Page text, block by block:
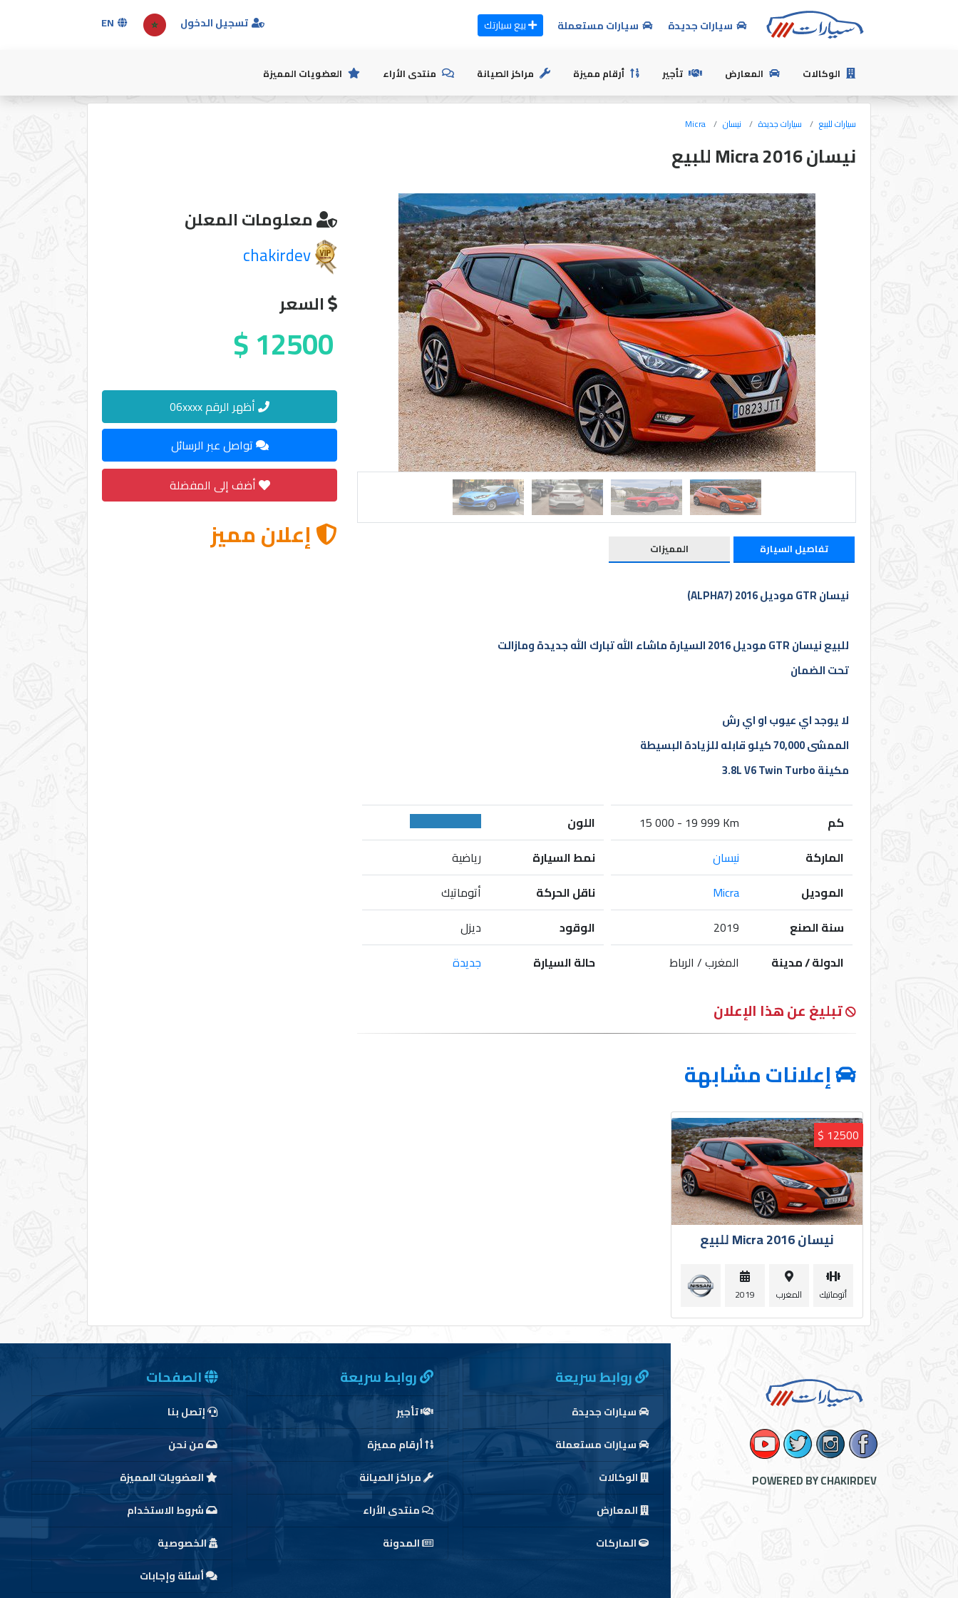
سيارات جديدة سيارات مستعملة بيع سيارتك تسجيل الدخول
الوكالات المعارض تأجير أرقام مميزة مراكز الصيانة منتدى الأراء العضويات المميزة
سيارات للبيع سيارات جديدة نيسان Micra
نيسان Micra 2016 للبيع
Previous
تفاصيل السيارة المميزات
نيسان GTR موديل 2016 (ALPHA7)
للبيع نيسان GTR موديل 2016 السيارة ماشاء الله تبارك الله جديدة ومازالت
تحت الضمان
لا يوجد اي عيوب او اي رش
الممشى 70,000 كيلو قابله للزيادة البسيطة
مكينة 3.8L V6 Twin Turbo
كم
15 000 - 19 999 Km
الماركة
نيسان
الموديل
Micra
سنة الصنع
2019
الدولة / مدينة
المغرب / الرباط
اللون
نمط السيارة
رياضية
ناقل الحركة
أتوماتيك
الوقود
ديزل
حالة السيارة
جديدة
تبليغ عن هذا الإعلان
معلومات المعلن
السعر
12500 $
أظهر الرقم 06xxxx
تواصل عبر الرسائل
أضف إلى المفضلة
إعلان مميز
إعلانات مشابهة
12500 $
نيسان Micra 2016 للبيع
أتوماتيك المغرب 2019
POWERED BY CHAKIRDEV
روابط سريعة
سيارات جديدة
سيارات مستعملة
الوكالات
المعارض
الماركات
روابط سريعة
تأجير
أرقام مميزة
مراكز الصيانة
منتدى الأراء
المدونة
الصفحات
إتصل بنا
من نحن
العضويات المميزة
شروط الاستخدام
الخصوصية
أسئلة وإجابات